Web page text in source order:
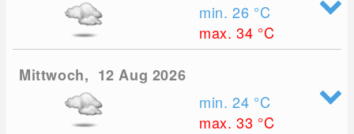
min. 26 °C
max. 34 °C
Mittwoch, 12 Aug 2026
min. 24 °C
max. 33 °C